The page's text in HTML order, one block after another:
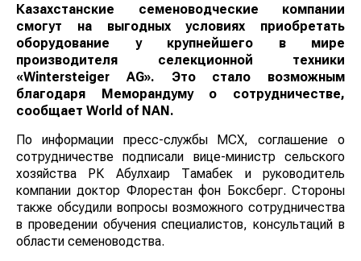
Казахстанские семеноводческие компании
смогут на выгодных условиях приобретать
оборудование у крупнейшего в мире
производителя селекционной техники
«Wintersteiger AG». Это стало возможным
благодаря Меморандуму о сотрудничестве,
сообщает World of NAN.
По информации пресс-службы МСХ, соглашение о
сотрудничестве подписали вице-министр сельского
хозяйства РК Абулхаир Тамабек и руководитель
компании доктор Флорестан фон Боксберг. Стороны
также обсудили вопросы возможного сотрудничества
в проведении обучения специалистов, консультаций в
области семеноводства.